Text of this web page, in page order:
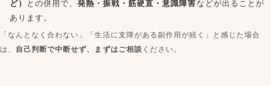
ど）
との併用で、 発熱・振戦・筋硬直・意識障害 などが出ることが
あります。
「なんとなく合わない」「生活に支障がある副作用が続く」と感じた場合
は、 自己判断で中断せず、まずはご相談 ください。